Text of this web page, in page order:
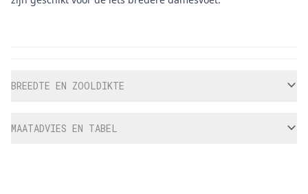
BREEDTE EN ZOOLDIKTE
MAATADVIES EN TABEL